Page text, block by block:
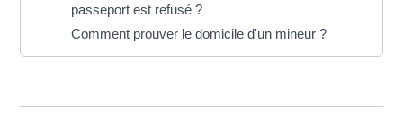
passeport est refusé ?
Comment prouver le domicile d'un mineur ?